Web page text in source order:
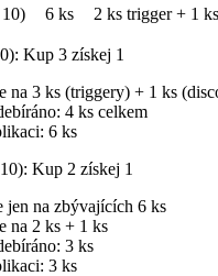
6 ks 2 ks trigger + 1
Kup 3 získej 1
na 3 ks (triggery) + 1 ks
4 ks celkem
6 ks
Kup 2 získej 1
jen na zbývajících 6 ks
na 2 ks + 1 ks
3 ks
3 ks